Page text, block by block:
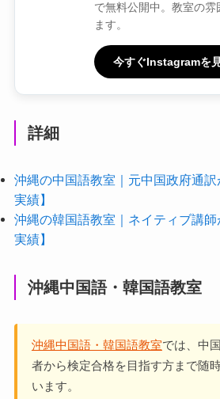
で無料公開中。教室の
ます。
今すぐInstagramを
詳細
沖縄の中国語教室｜元中国政府通
実績】
沖縄の韓国語教室｜ネイティブ講
実績】
沖縄中国語・韓国語教室
沖縄中国語・韓国語教室では、中
者から検定合格を目指す方まで随
います。